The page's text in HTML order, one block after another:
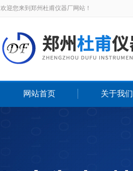
欢迎您来到郑州杜甫仪器厂网站！
网站首页 关于我们